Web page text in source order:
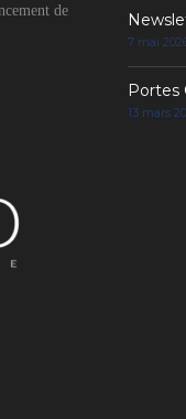
de
7 mai
Portes
13 mars